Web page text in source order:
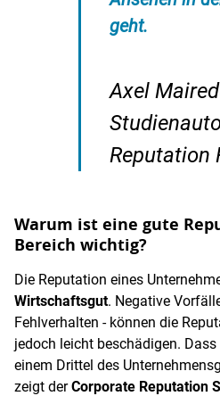
geht.
Axel
Reputation
Warum ist eine gute
Bereich wichtig?
Die Reputation eines
Wirtschaftsgut. Negative
Fehlverhalten - können die
jedoch leicht beschädigen.
einem Drittel des
zeigt derCorporate Reputation